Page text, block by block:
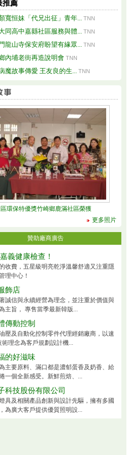
推薦
寬恒妹「代兄出征」青年... TNN
同高中嘉縣社區服務與體... TNN
龍山寺保安府盼望有緣眾... TNN
內埔老街再造說明會 TNN
魔故事傳愛 王友良的生... TNN
環保特優獎竹崎鄉鹿滿社區榮獲
更多照片
贊助廠商廣告
義健康檢查！
收費，五星級明亮乾淨溫馨舒適又注重隱
理中心！
飾店
誠信與永續經營為理念，並注重於價值與
主旨， 專售當季最新韓版...
傳動控制
壓及自動化控制零件代理經銷廠商，以速
術理念為客戶規劃設計機...
的好滋味
主要原料、滿口都是濃郁蛋香及奶香、給
一個全新感受。新鮮煎焙、...
科技股份有限公司
具及相關產品創新與設計先驅，擁有多國
為廣大客戶提供優質照明設...